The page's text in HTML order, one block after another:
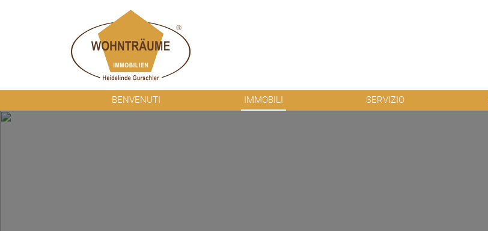
BENVENUTI IMMOBILI SERVIZIO